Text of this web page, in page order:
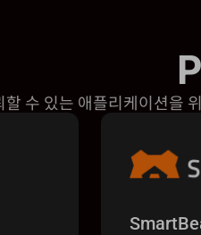
할 수 있는 애플리케이션을